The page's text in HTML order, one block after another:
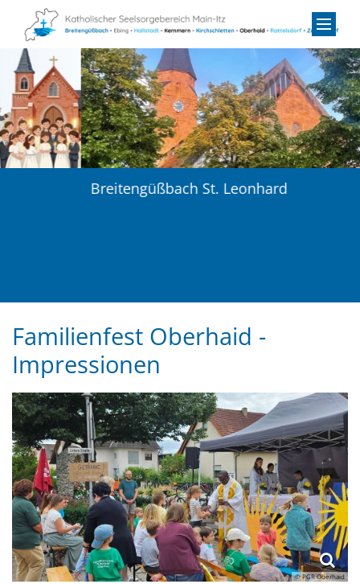
Zum Inhalt springen
Breitengüßbach St. Leonhard
Familienfest Oberhaid -
Impressionen
© PGR Oberhaid